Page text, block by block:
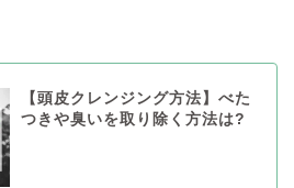
【頭皮クレンジング方法】べた
つきや臭いを取り除く方法は?